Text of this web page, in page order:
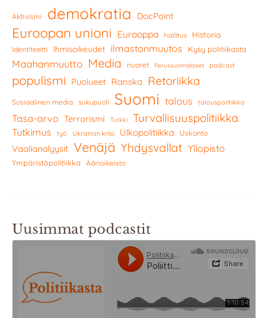
Aktivismi demokratia DocPoint
Euroopan unioni Eurooppa hallitus Historia
Identiteetti Ihmisoikeudet ilmastonmuutos Kysy politiikasta
Maahanmuutto Media nuoret Perussuomalaiset podcast
populismi Puolueet Ranska Retoriikka
Sosiaalinen media sukupuoli Suomi talous talouspolitiikka
Tasa-arvo Terrorismi Turkki Turvallisuuspolitiikka
Tutkimus työ Ukrainan kriisi Ulkopolitiikka Uskonto
Vaalianalyysit Venäjä Yhdysvallat Yliopisto
Ympäristöpolitiikka Äärioikeisto
Uusimmat podcastit